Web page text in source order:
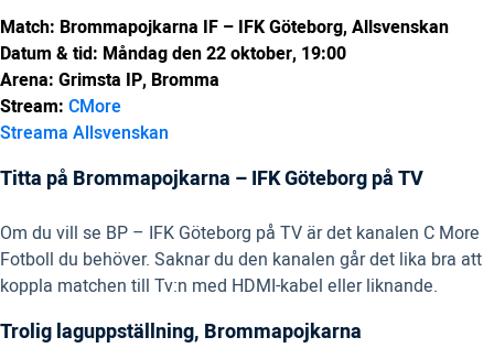
Match: Brommapojkarna IF – IFK Göteborg, Allsvenskan
Datum & tid: Måndag den 22 oktober, 19:00
Arena: Grimsta IP, Bromma
Stream: CMore
Streama Allsvenskan
Titta på Brommapojkarna – IFK Göteborg på TV
Om du vill se BP – IFK Göteborg på TV är det kanalen C More
Fotboll du behöver. Saknar du den kanalen går det lika bra att
koppla matchen till Tv:n med HDMI-kabel eller liknande.
Trolig laguppställning, Brommapojkarna